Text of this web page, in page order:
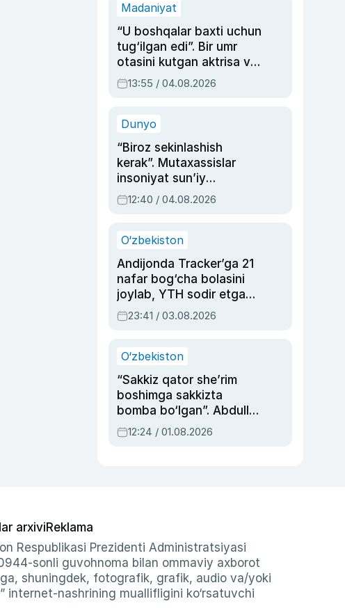
Madaniyat
“U boshqalar baxti uchun
tug‘ilgan edi”. Bir umr
otasini kutgan aktrisa va
dublyaj ustasi Rimma
Ahmedovaning
13:55 / 04.08.2026
Dunyo
“Biroz sekinlashish
kerak”. Mutaxassislar
insoniyat sun’iy
intellektni boshqara
olmay qolishidan xavotir
12:40 / 04.08.2026
O‘zbekiston
Andijonda Tracker’ga 21
nafar bog‘cha bolasini
joylab, YTH sodir etgan
ayolga sud hukmi o‘qildi
23:41 / 03.08.2026
O‘zbekiston
“Sakkiz qator she’rim
boshimga sakkizta
bomba bo‘lgan”. Abdulla
Oripovni siyosiy
ayblovlardan asrab
12:24 / 01.08.2026
arxiviReklama
Respublikasi Prezidenti Administratsiyasi
sonli guvohnoma bilan ommaviy axborot
shuningdek, fotografik, grafik, audio va/yoki
internet-nashrining muallifligini ko‘rsatuvchi